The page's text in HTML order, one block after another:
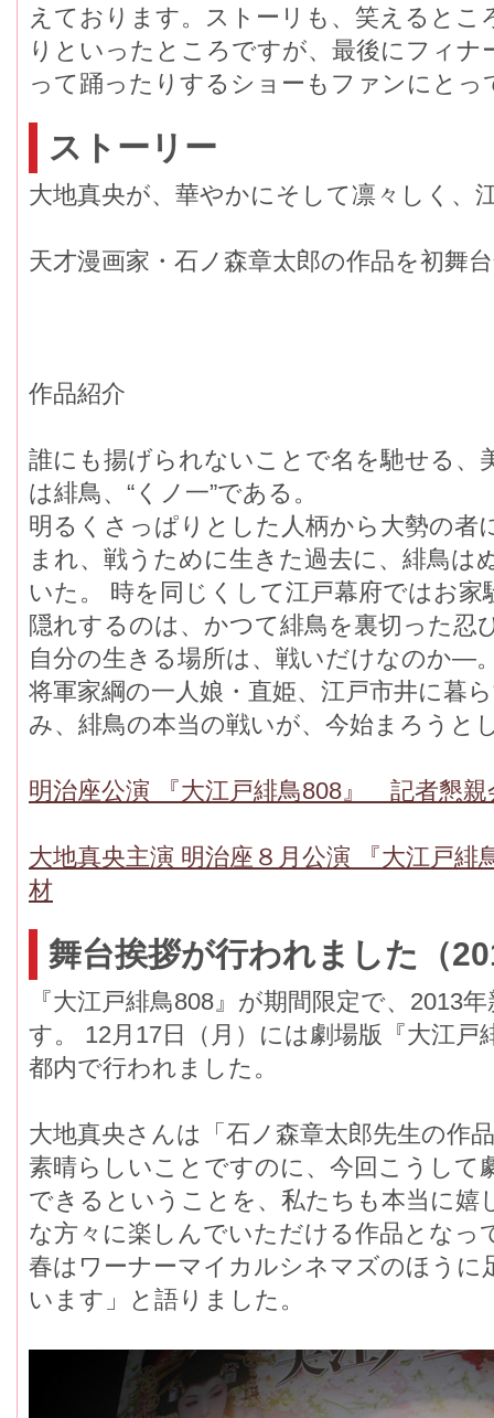
えております。ストーリも、笑えると
りといったところですが、最後にフィナ
って踊ったりするショーもファンにと
ストーリー
大地真央が、華やかにそして凛々しく、
天才漫画家・石ノ森章太郎の作品を初舞
作品紹介 ​
誰にも揚げられないことで名を馳せる、
は緋鳥、“くノ一”である。
明るくさっぱりとした人柄から大勢の者
まれ、戦うために生きた過去に、緋鳥は
いた。 時を同じくして江戸幕府ではお
隠れするのは、かつて緋鳥を裏切った忍
自分の生きる場所は、戦いだけなのか―
将軍家綱の一人娘・直姫、江戸市井に暮
み、緋鳥の本当の戦いが、今始まろうと
明治座公演 『大江戸緋鳥808』 記者懇親
大地真央主演 明治座８月公演 『大江戸緋
材
舞台挨拶が行われました（
『大江戸緋鳥808』が期間限定で、2013
す。 12月17日（月）には劇場版『大江戸
都内で行われました。
大地真央さんは「石ノ森章太郎先生の作
素晴らしいことですのに、今回こうして
できるということを、私たちも本当に嬉
な方々に楽しんでいただける作品となっ
春はワーナーマイカルシネマズのほうに
います」と語りました。